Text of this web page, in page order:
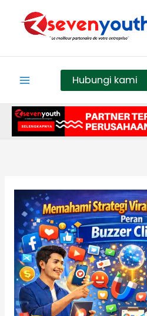
content
Hubungi kami